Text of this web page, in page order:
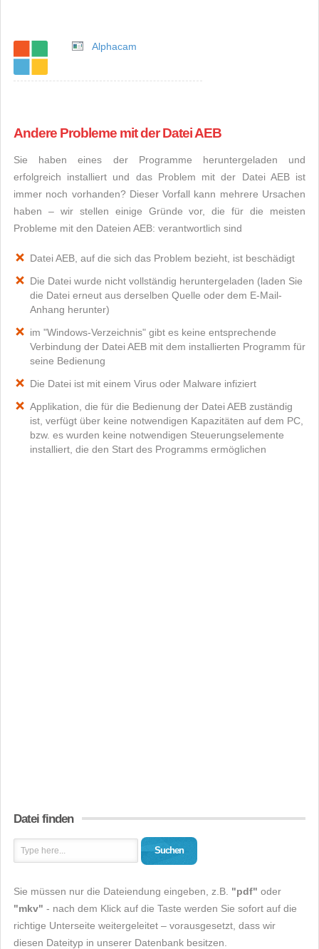
Alphacam
Andere Probleme mit der Datei AEB
Sie haben eines der Programme heruntergeladen und
erfolgreich installiert und das Problem mit der Datei AEB ist
immer noch vorhanden? Dieser Vorfall kann mehrere Ursachen
haben – wir stellen einige Gründe vor, die für die meisten
Probleme mit den Dateien AEB: verantwortlich sind
Datei AEB, auf die sich das Problem bezieht, ist beschädigt
Die Datei wurde nicht vollständig heruntergeladen (laden Sie
die Datei erneut aus derselben Quelle oder dem E-Mail-
Anhang herunter)
im "Windows-Verzeichnis" gibt es keine entsprechende
Verbindung der Datei AEB mit dem installierten Programm für
seine Bedienung
Die Datei ist mit einem Virus oder Malware infiziert
Applikation, die für die Bedienung der Datei AEB zuständig
ist, verfügt über keine notwendigen Kapazitäten auf dem PC,
bzw. es wurden keine notwendigen Steuerungselemente
installiert, die den Start des Programms ermöglichen
Datei finden
Suchen
Sie müssen nur die Dateiendung eingeben, z.B. "pdf" oder
"mkv" - nach dem Klick auf die Taste werden Sie sofort auf die
richtige Unterseite weitergeleitet – vorausgesetzt, dass wir
diesen Dateityp in unserer Datenbank besitzen.